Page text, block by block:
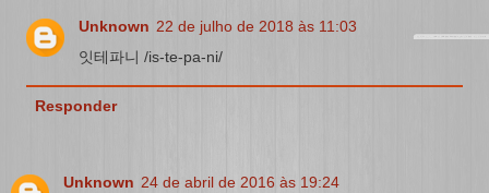
Unknown 22 de julho de 2018 às 11:03
잇테파니 /is-te-pa-ni/
Responder
Unknown 24 de abril de 2016 às 19:24